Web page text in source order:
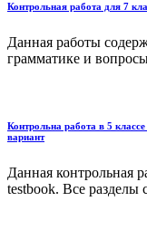
Контрольная работа для 7
Данная работы
грамматике и
Контрольна работа в 5
вариант
Данная контрольная
testbook. Все разделы